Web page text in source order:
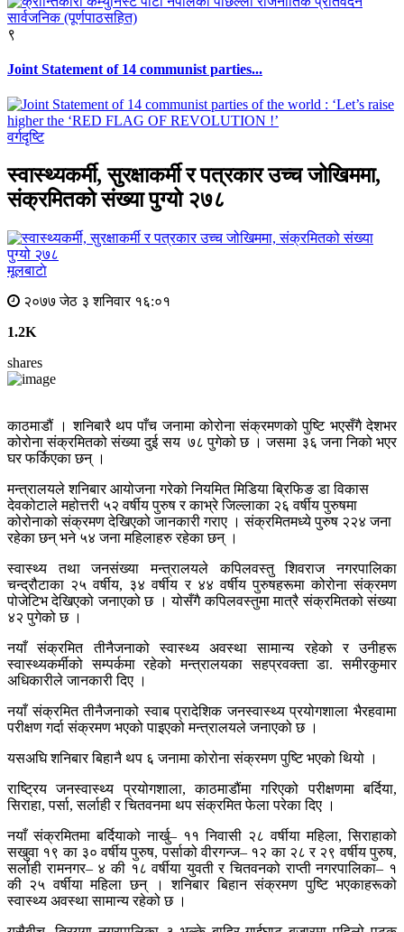
९
Joint Statement of 14 communist parties...
वर्गदृष्टि
स्वास्थ्यकर्मी, सुरक्षाकर्मी र पत्रकार उच्च जोखिममा,
संक्रमितको संख्या पुग्यो २७८
मूलबाटाे
२०७७ जेठ ३ शनिवार १६:०१
1.2K
shares
काठमाडौं । शनिबारै थप पाँच जनामा कोरोना संक्रमणको पुष्टि भएसँगै देशभर
कोरोना संक्रमितको संख्या दुई सय ७८ पुगेको छ । जसमा ३६ जना निको भएर
घर फर्किएका छन् ।
मन्त्रालयले शनिबार आयोजना गरेको नियमित मिडिया ब्रिफिङ डा विकास
देवकोटाले महोत्तरी ५२ वर्षीय पुरुष र काभ्रे जिल्लाका २६ वर्षीय पुरुषमा
कोरोनाको संक्रमण देखिएको जानकारी गराए । संक्रमितमध्ये पुरुष २२४ जना
रहेका छन् भने ५४ जना महिलाहरु रहेका छन् ।
स्वास्थ्य तथा जनसंख्या मन्त्रालयले कपिलवस्तु शिवराज नगरपालिका
चन्द्रौटाका २५ वर्षीय, ३४ वर्षीय र ४४ वर्षीय पुरुषहरूमा कोरोना संक्रमण
पोजेटिभ देखिएको जनाएको छ । योसँगै कपिलवस्तुमा मात्रै संक्रमितको संख्या
४२ पुगेको छ ।
नयाँ संक्रमित तीनैजनाको स्वास्थ्य अवस्था सामान्य रहेको र उनीहरू
स्वास्थ्यकर्मीको सम्पर्कमा रहेको मन्त्रालयका सहप्रवक्ता डा. समीरकुमार
अधिकारीले जानकारी दिए ।
नयाँ संक्रमित तीनैजनाको स्वाब प्रादेशिक जनस्वास्थ्य प्रयोगशाला भैरहवामा
परीक्षण गर्दा संक्रमण भएको पाइएको मन्त्रालयले जनाएको छ ।
यसअघि शनिबार बिहानै थप ६ जनामा कोरोना संक्रमण पुष्टि भएको थियो ।
राष्ट्रिय जनस्वास्थ्य प्रयोगशाला, काठमाडौंमा गरिएको परीक्षणमा बर्दिया,
सिराहा, पर्सा, सर्लाही र चितवनमा थप संक्रमित फेला परेका दिए ।
नयाँ संक्रमितमा बर्दियाको नार्खु– ११ निवासी २८ वर्षीया महिला, सिराहाको
सखुवा १९ का ३० वर्षीय पुरुष, पर्साको वीरगन्ज– १२ का २८ र २९ वर्षीय पुरुष,
सर्लाही रामनगर– ४ की १८ वर्षीया युवती र चितवनको राप्ती नगरपालिका– १
की २५ वर्षीया महिला छन् । शनिबार बिहान संक्रमण पुष्टि भएकाहरूको
स्वास्थ्य अवस्था सामान्य रहेको छ ।